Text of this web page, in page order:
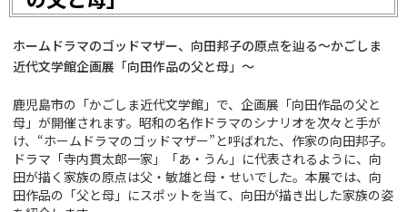
レジャー&
リラクゼーション
初めてご利用の方
クーポンご利用について
ホームドラマのゴッドマザー、向田邦子の原点を辿る～かごしま
近代文学館企画展「向田作品の父と母」～
鹿児島市の「かごしま近代文学館」で、企画展「向田作品の父と
母」が開催されます。昭和の名作ドラマのシナリオを次々と手が
け、“ホームドラマのゴッドマザー”と呼ばれた、作家の向田邦子。
ドラマ「寺内貫太郎一家」「あ・うん」に代表されるように、向
田が描く家族の原点は父・敏雄と母・せいでした。本展では、向
田作品の「父と母」にスポットを当て、向田が描き出した家族の姿